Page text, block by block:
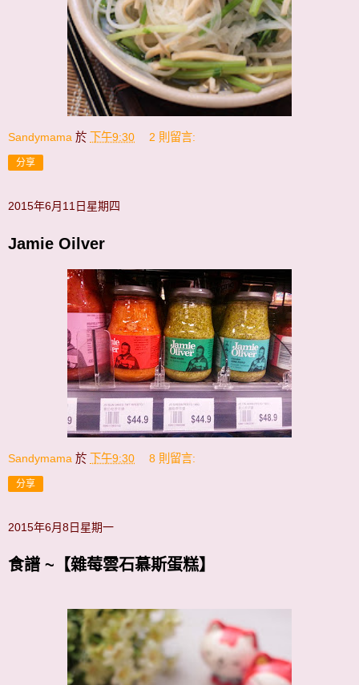
Sandymama 於 下午9:30 2 則留言:
分享
2015年6月11日星期四
Jamie Oilver
Sandymama 於 下午9:30 8 則留言:
分享
2015年6月8日星期一
食譜 ~【雜莓雲石慕斯蛋糕】